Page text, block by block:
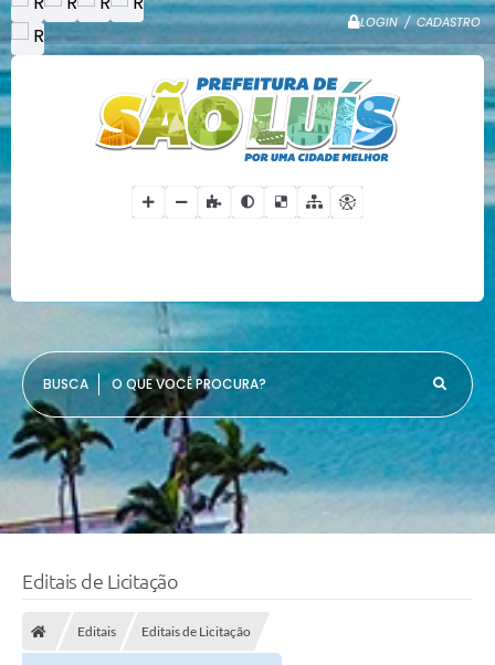
LOGIN / CADASTRO
O QUE VOCÊ PROCURA?
Editais de Licitação
Editais Editais de Licitação